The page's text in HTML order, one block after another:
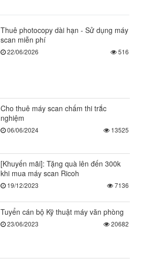
Thuê photocopy dài hạn - Sử dụng máy
scan miễn phí
22/06/2026 516
Cho thuê máy scan chấm thi trắc
nghiệm
06/06/2024 13525
[Khuyến mãi]: Tặng quà lên đến 300k
khi mua máy scan Ricoh
19/12/2023 7136
Tuyển cán bộ Kỹ thuật máy văn phòng
23/06/2023 20682